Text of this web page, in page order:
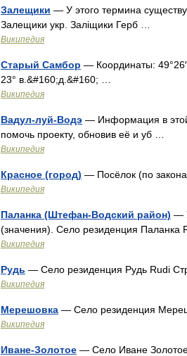
Залещики — У этого термина
Залещики укр. Заліщики Герб …
Википедия
Старый Самбор — Координаты:
23° в.&#160;д.&#160; …
Википедия
Вадул-луй-Водэ — Информация в
помочь проекту, обновив её и уб …
Википедия
Красное (город) — Посёлок (по
Википедия
Паланка (Штефан-Водский район) —
(значения). Село резиденция Паланка
Википедия
Рудь — Село резиденция Рудь Rudi
Википедия
Мерешовка — Село резиденция
Википедия
Иване-Золотое — Село Иване Золотое